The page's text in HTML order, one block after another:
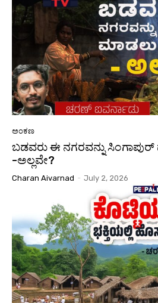
ಅಂಕಣ
ಬಡವರು ಈ ನಗರವನ್ನು ಸಿಂಗಾಪುರ್‌
-ಅಲ್ಲವೇ?
Charan Aivarnad - July 2, 2026